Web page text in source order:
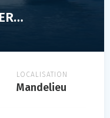
JEANNEAU MERRY FISHER 795
LOCALISATION
Mandelieu